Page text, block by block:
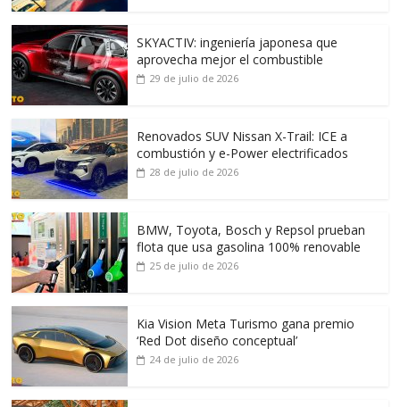
SKYACTIV: ingeniería japonesa que
aprovecha mejor el combustible
29 de julio de 2026
Renovados SUV Nissan X-Trail: ICE a
combustión y e-Power electrificados
28 de julio de 2026
BMW, Toyota, Bosch y Repsol prueban
flota que usa gasolina 100% renovable
25 de julio de 2026
Kia Vision Meta Turismo gana premio
‘Red Dot diseño conceptual’
24 de julio de 2026